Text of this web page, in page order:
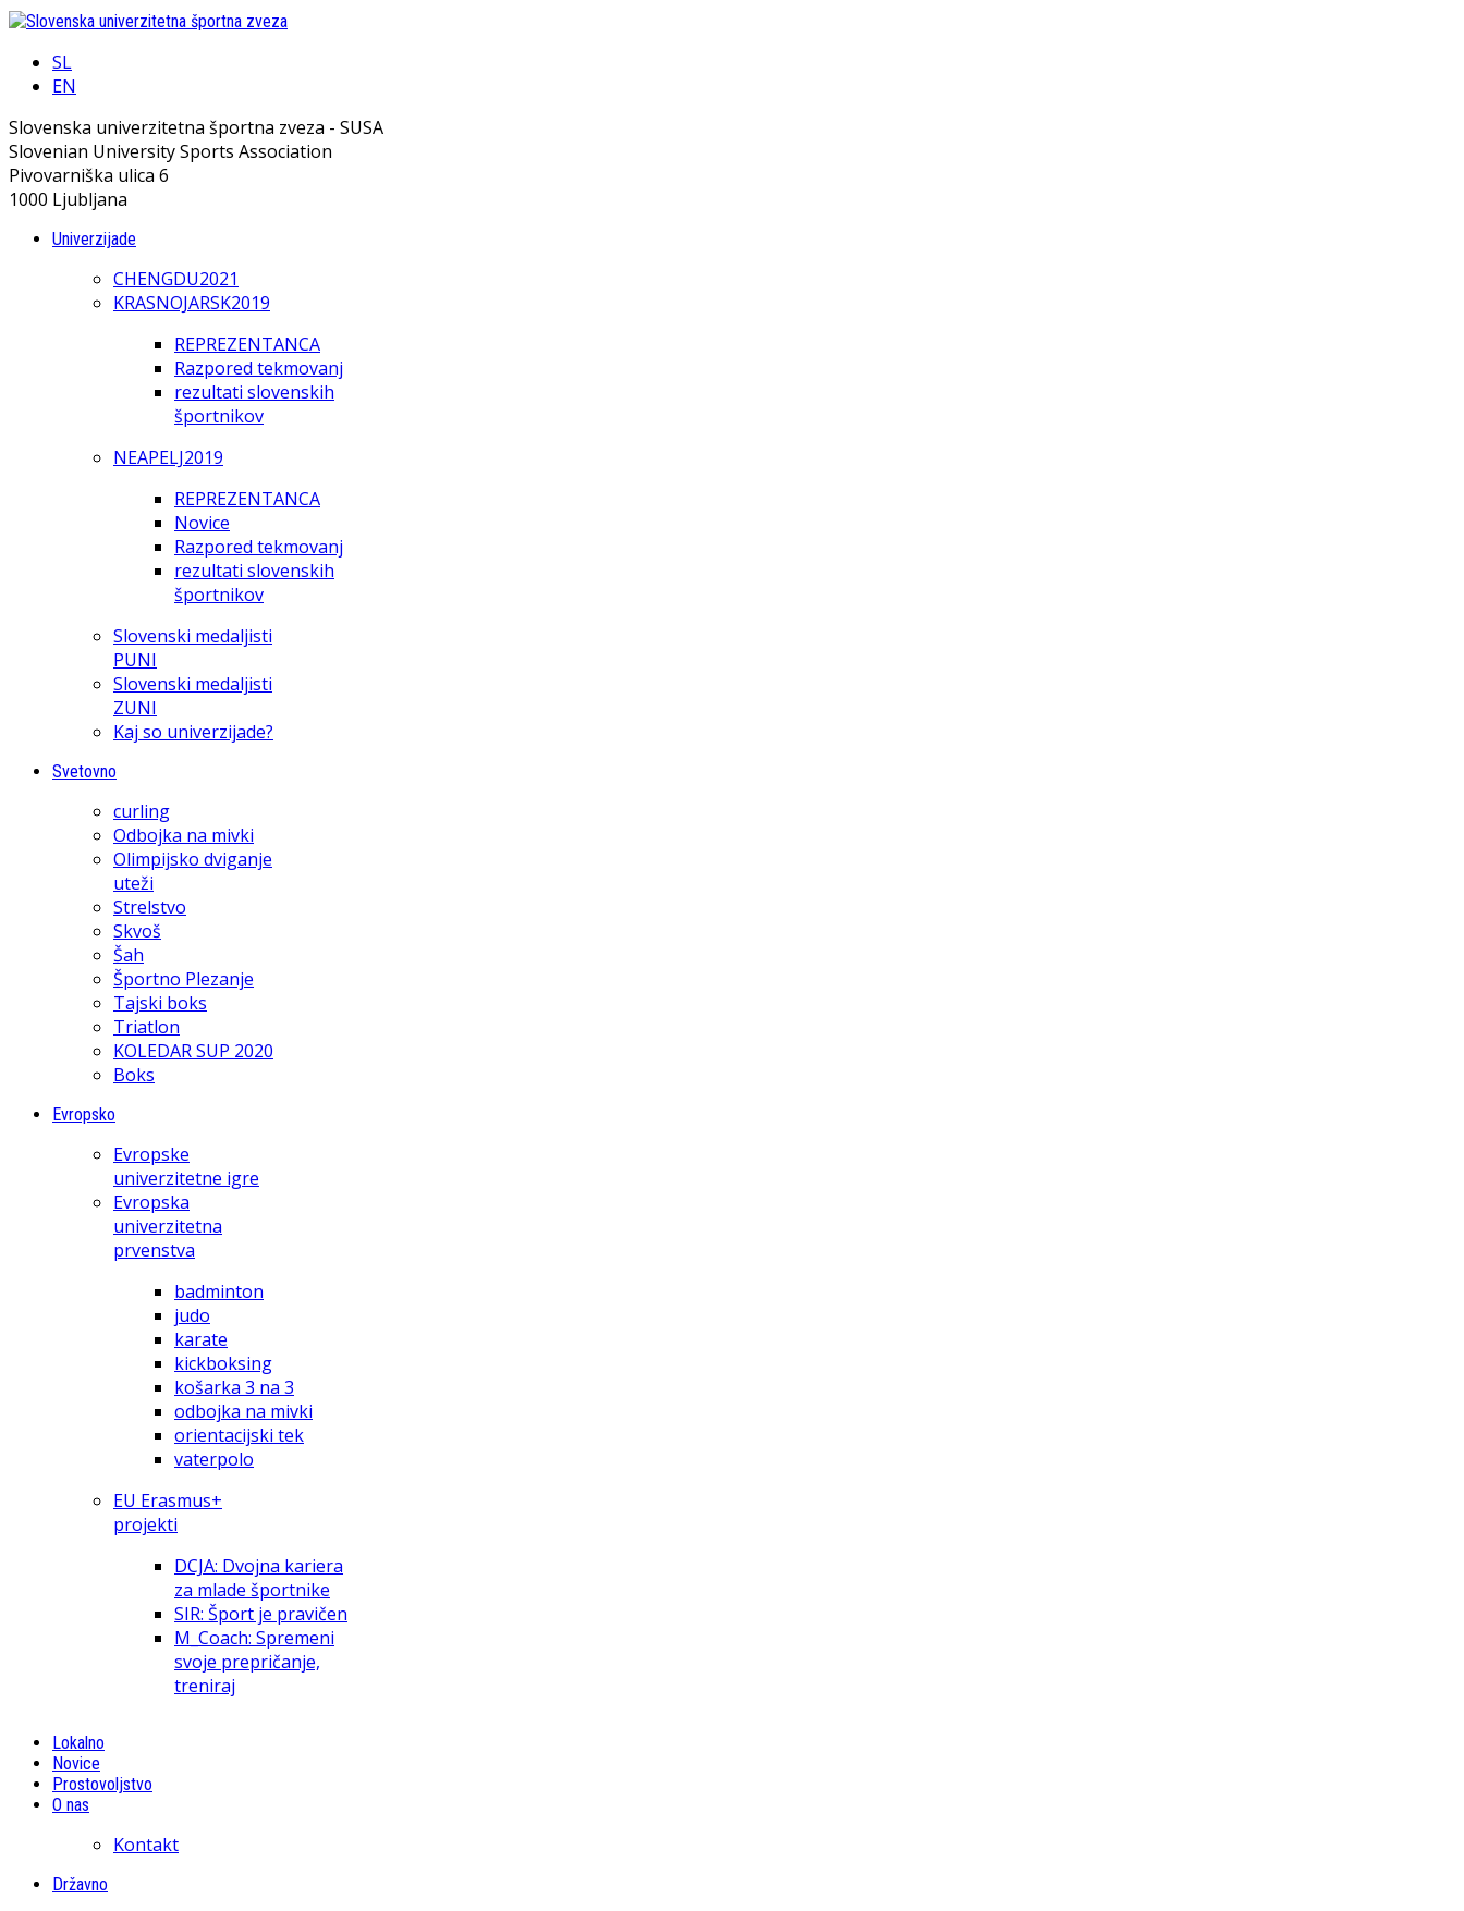
SL
EN
Slovenska univerzitetna športna zveza - SUSA
Slovenian University Sports Association
Pivovarniška ulica 6
1000 Ljubljana
Univerzijade
CHENGDU2021
KRASNOJARSK2019
REPREZENTANCA
Razpored tekmovanj
rezultati slovenskih
športnikov
NEAPELJ2019
REPREZENTANCA
Novice
Razpored tekmovanj
rezultati slovenskih
športnikov
Slovenski medaljisti
PUNI
Slovenski medaljisti
ZUNI
Kaj so univerzijade?
Svetovno
curling
Odbojka na mivki
Olimpijsko dviganje
uteži
Strelstvo
Skvoš
Šah
Športno Plezanje
Tajski boks
Triatlon
KOLEDAR SUP 2020
Boks
Evropsko
Evropske
univerzitetne igre
Evropska
univerzitetna
prvenstva
badminton
judo
karate
kickboksing
košarka 3 na 3
odbojka na mivki
orientacijski tek
vaterpolo
EU Erasmus+
projekti
DCJA: Dvojna kariera
za mlade športnike
SIR: Šport je pravičen
M_Coach: Spremeni
svoje prepričanje,
treniraj
Lokalno
Novice
Prostovoljstvo
O nas
Kontakt
Državno